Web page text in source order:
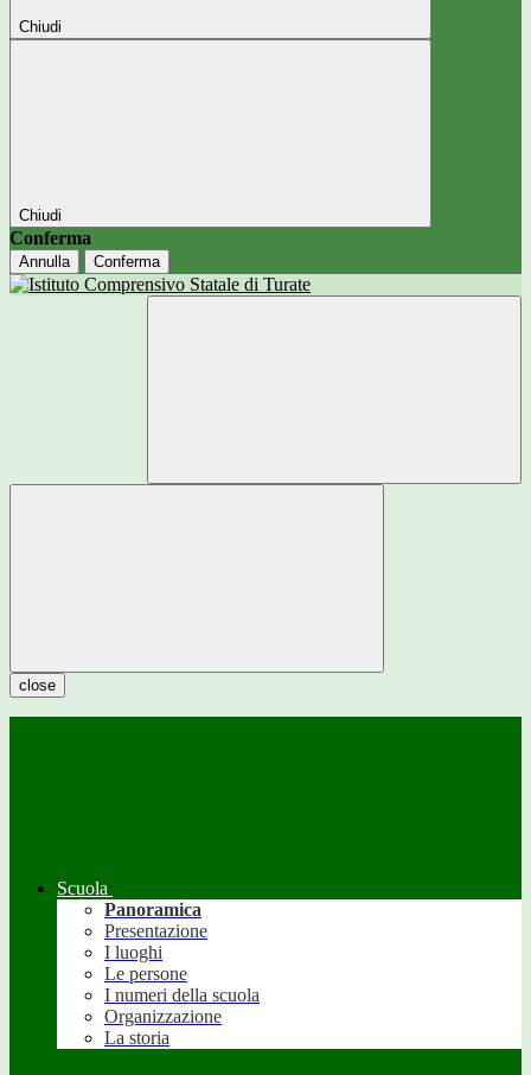
Chiudi
Chiudi
Conferma
Annulla Conferma
close
Scuola
Panoramica
Presentazione
I luoghi
Le persone
I numeri della scuola
Organizzazione
La storia